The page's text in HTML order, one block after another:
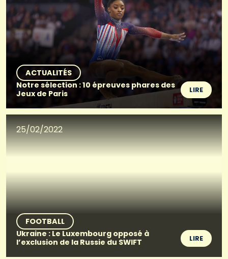
ACTUALITÉS
Notre sélection : 10 épreuves phares des
Jeux de Paris
LIRE
25/02/2022
FOOTBALL
Ukraine : Le Luxembourg opposé à
l’exclusion de la Russie du SWIFT
LIRE